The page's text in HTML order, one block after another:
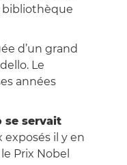
bibliothèque
d’un grand
Le
années
se servait
exposés il y en
Prix Nobel